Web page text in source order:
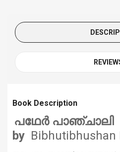
Book Description
പഥേർ പാഞ്ചാലി
by Bibhutibhushan